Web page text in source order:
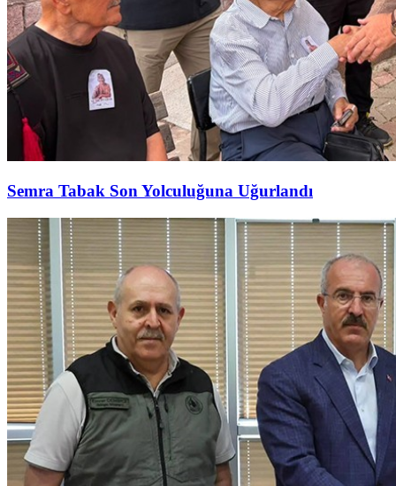
Semra Tabak Son Yolculuğuna Uğurlandı